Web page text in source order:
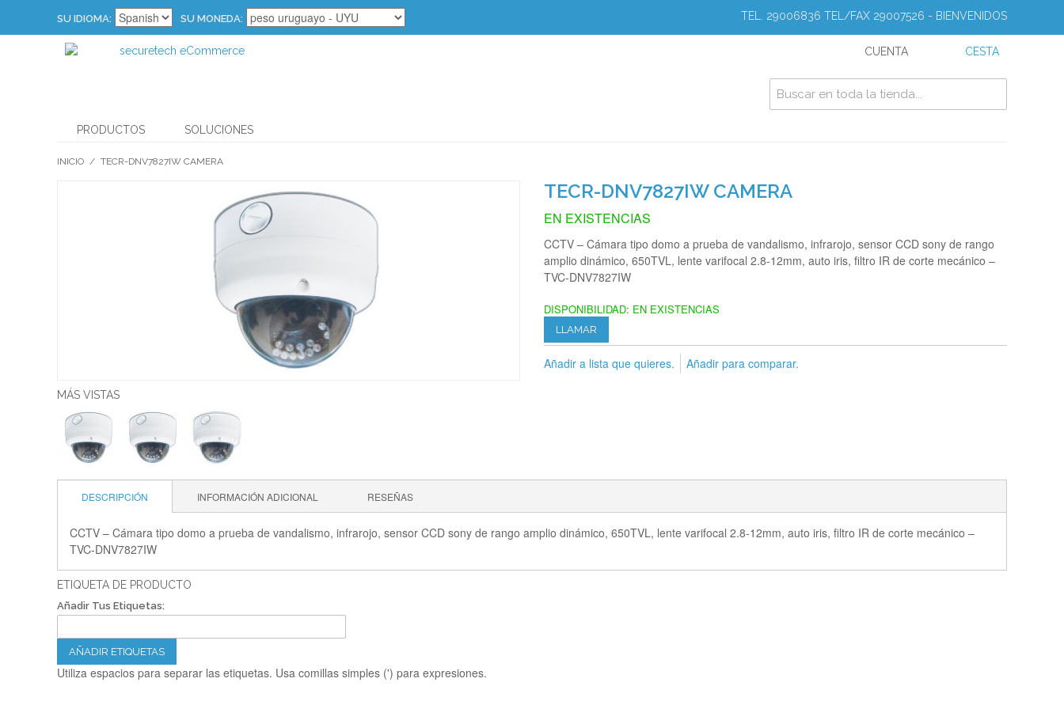
SU IDIOMA: SU MONEDA: TEL. 29006836 TEL/FAX 29007526 - BIENVENIDOS
CUENTA CESTA
PRODUCTOS SOLUCIONES
INICIO / TECR-DNV7827IW CAMERA
MÁS VISTAS
TECR-DNV7827IW CAMERA
EN EXISTENCIAS
CCTV – Cámara tipo domo a prueba de vandalismo, infrarojo, sensor CCD sony de rango
amplio dinámico, 650TVL, lente varifocal 2.8-12mm, auto iris, filtro IR de corte mecánico –
TVC-DNV7827IW
DISPONIBILIDAD: EN EXISTENCIAS
LLAMAR
Añadir a lista que quieres. Añadir para comparar.
DESCRIPCIÓN INFORMACIÓN ADICIONAL RESEÑAS
CCTV – Cámara tipo domo a prueba de vandalismo, infrarojo, sensor CCD sony de rango amplio dinámico, 650TVL, lente varifocal 2.8-12mm, auto iris, filtro IR de corte mecánico –
TVC-DNV7827IW
ETIQUETA DE PRODUCTO
Añadir Tus Etiquetas:
AÑADIR ETIQUETAS
Utiliza espacios para separar las etiquetas. Usa comillas simples (') para expresiones.